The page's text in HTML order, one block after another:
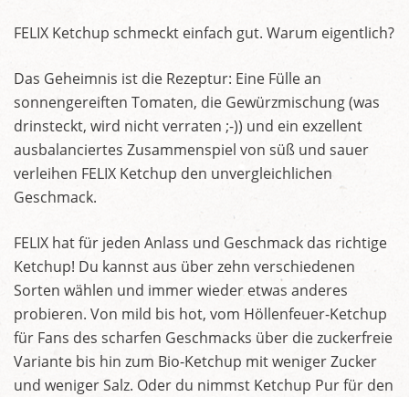
FELIX Ketchup schmeckt einfach gut. Warum eigentlich?
Das Geheimnis ist die Rezeptur: Eine Fülle an
sonnengereiften Tomaten, die Gewürzmischung (was
drinsteckt, wird nicht verraten ;-)) und ein exzellent
ausbalanciertes Zusammenspiel von süß und sauer
verleihen FELIX Ketchup den unvergleichlichen
Geschmack.
FELIX hat für jeden Anlass und Geschmack das richtige
Ketchup! Du kannst aus über zehn verschiedenen
Sorten wählen und immer wieder etwas anderes
probieren. Von mild bis hot, vom Höllenfeuer-Ketchup
für Fans des scharfen Geschmacks über die zuckerfreie
Variante bis hin zum Bio-Ketchup mit weniger Zucker
und weniger Salz. Oder du nimmst Ketchup Pur für den